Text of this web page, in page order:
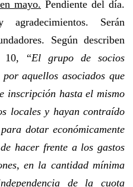
mayo. Pendiente del día.
Serán
Según describen
10, “El grupo de socios
aquellos asociados que
inscripción hasta el mismo
locales y hayan contraído
dotar económicamente
hacer frente a los gastos
en la cantidad mínima
de la cuota